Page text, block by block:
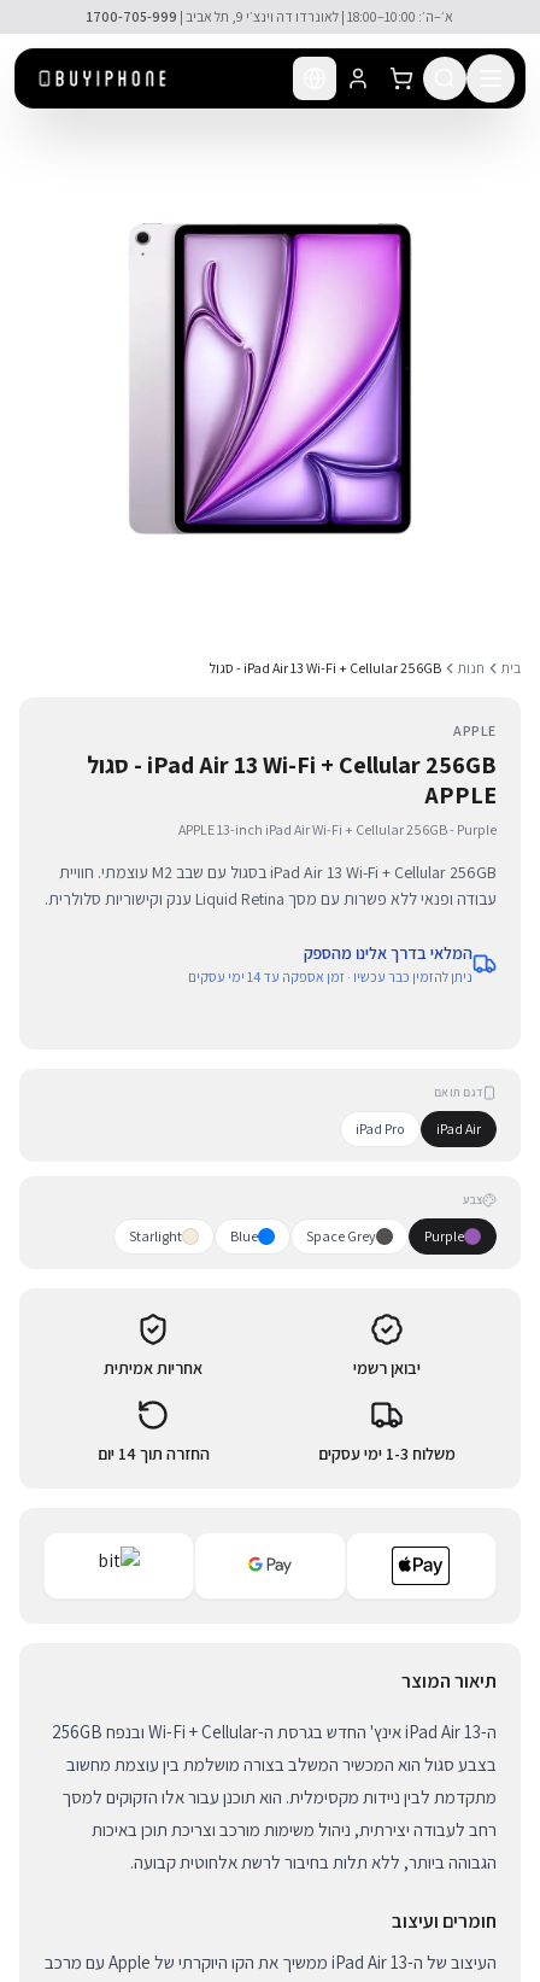
דלג לתוכן הראשי
בית חנות iPad Air 13 Wi-Fi + Cellular 256GB - סגול
APPLE
iPad Air 13 Wi-Fi + Cellular 256GB - סגול
APPLE
APPLE 13-inch iPad Air Wi-Fi + Cellular 256GB - Purple
iPad Air 13 Wi-Fi + Cellular 256GB בסגול עם שבב M2 עוצמתי. חוויית
עבודה ופנאי ללא פשרות עם מסך Liquid Retina ענק וקישוריות סלולרית.
המלאי בדרך אלינו מהספק
ניתן להזמין כבר עכשיו · זמן אספקה עד 14 ימי עסקים
דגם תואם
iPad Air
iPad Pro
צבע
Purple
Space Grey
Blue
Starlight
יבואן רשמי אחריות אמיתית
משלוח 1-3 ימי עסקים החזרה תוך 14 יום
תיאור המוצר
ה-iPad Air 13 אינץ' החדש בגרסת ה-Wi-Fi + Cellular ובנפח 256GB
בצבע סגול הוא המכשיר המשלב בצורה מושלמת בין עוצמת מחשוב
מתקדמת לבין ניידות מקסימלית. הוא תוכנן עבור אלו הזקוקים למסך
רחב לעבודה יצירתית, ניהול משימות מורכב וצריכת תוכן באיכות
הגבוהה ביותר, ללא תלות בחיבור לרשת אלחוטית קבועה.
חומרים ועיצוב
העיצוב של ה-iPad Air 13 ממשיך את הקו היוקרתי של Apple עם מרכב